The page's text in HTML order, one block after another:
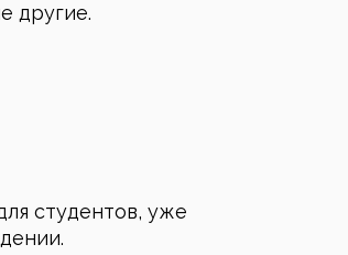
другие.
студентов, уже